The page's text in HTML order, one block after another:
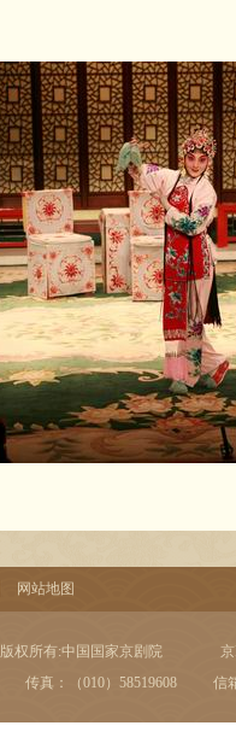
网站地图
版权所有:中国国家京剧院
传真：（010）58519608 信